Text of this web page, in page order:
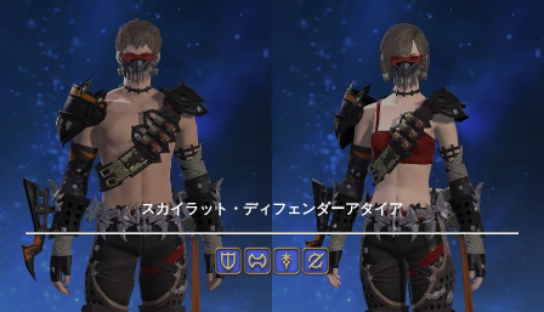
スカイラット・ディフェンダーアタイア